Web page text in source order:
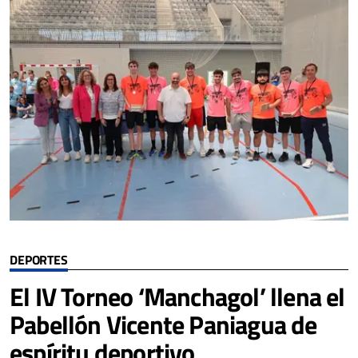
DEPORTES
El IV Torneo ‘Manchagol’ llena el
Pabellón Vicente Paniagua de